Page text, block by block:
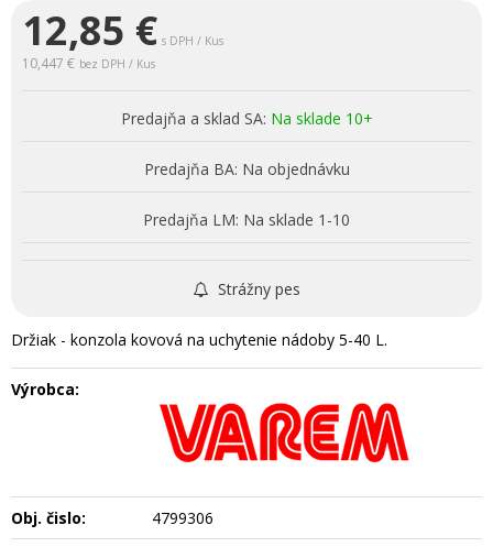
12,85 € s DPH / Kus
10,447 € bez DPH / Kus
Predajňa a sklad SA: Na sklade 10+
Predajňa BA: Na objednávku
Predajňa LM: Na sklade 1-10
Strážny pes
Držiak - konzola kovová na uchytenie nádoby 5-40 L.
Výrobca:
Obj. čislo:
4799306